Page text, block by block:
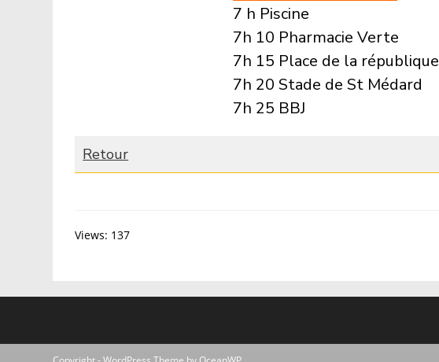
7 h Piscine
7h 10 Pharmacie Verte
7h 15 Place de la république
7h 20 Stade de St Médard
7h 25 BBJ
Retour
Views: 137